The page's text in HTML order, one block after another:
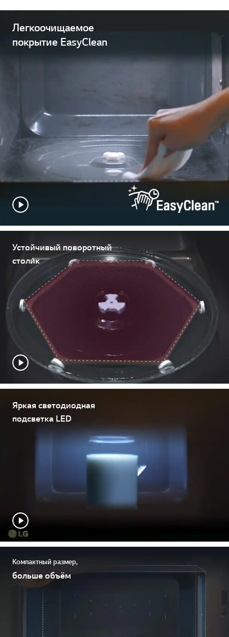
Легкоочищаемое
покрытие EasyClean
Устойчивый поворотный
столик
Яркая светодиодная
подсветка LED
Компактный размер,
больше объём